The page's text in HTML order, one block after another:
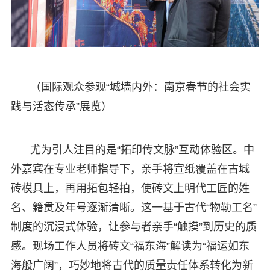
（国际观众参观“城墙内外：南京春节的社会实
践与活态传承”展览）
尤为引人注目的是“拓印传文脉”互动体验区。中
外嘉宾在专业老师指导下，亲手将宣纸覆盖在古城
砖模具上，再用拓包轻拍，使砖文上明代工匠的姓
名、籍贯及年号逐渐清晰。这一基于古代“物勒工名”
制度的沉浸式体验，让参与者亲手“触摸”到历史的质
感。现场工作人员将砖文“福东海”解读为“福运如东
海般广阔”，巧妙地将古代的质量责任体系转化为新